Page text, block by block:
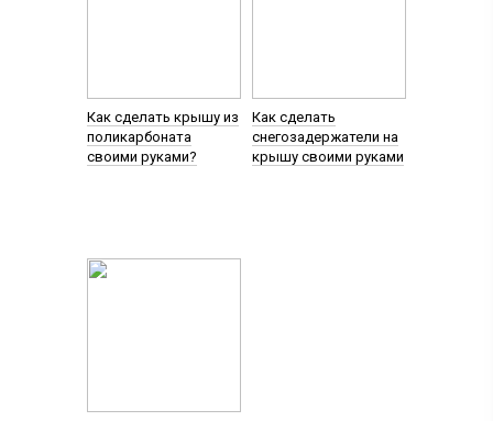
Как сделать крышу из
поликарбоната
своими руками?
Как сделать
снегозадержатели на
крышу своими руками